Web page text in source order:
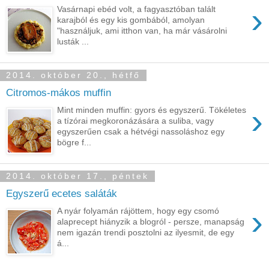
›
Vasárnapi ebéd volt, a fagyasztóban talált
karajból és egy kis gombából, amolyan
"használjuk, ami itthon van, ha már vásárolni
lusták ...
2014. október 20., hétfő
Citromos-mákos muffin
›
Mint minden muffin: gyors és egyszerű. Tökéletes
a tízórai megkoronázására a suliba, vagy
egyszerűen csak a hétvégi nassoláshoz egy
bögre f...
2014. október 17., péntek
Egyszerű ecetes saláták
›
A nyár folyamán rájöttem, hogy egy csomó
alaprecept hiányzik a blogról - persze, manapság
nem igazán trendi posztolni az ilyesmit, de egy
á...